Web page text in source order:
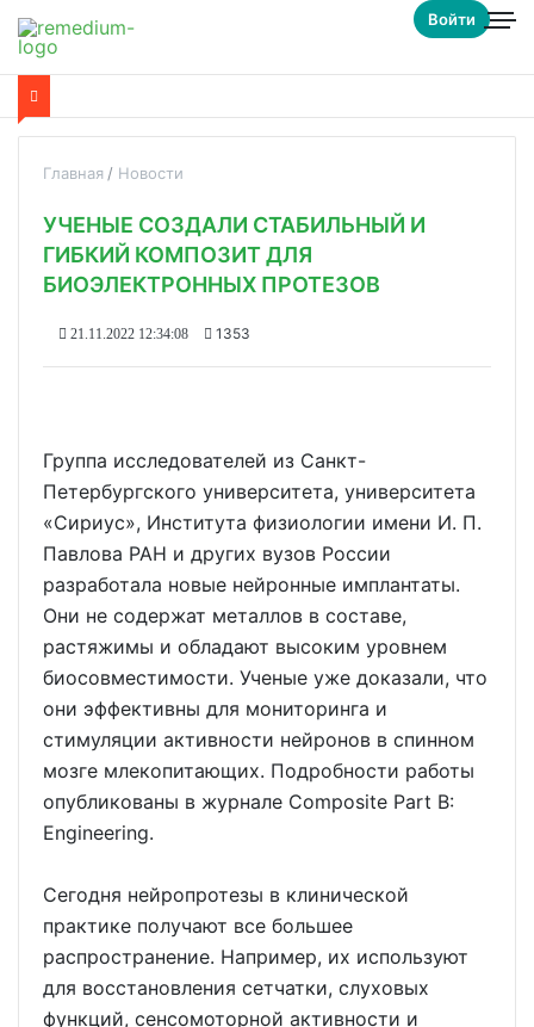
Войти
Главная Новости
УЧЕНЫЕ СОЗДАЛИ СТАБИЛЬНЫЙ И
ГИБКИЙ КОМПОЗИТ ДЛЯ
БИОЭЛЕКТРОННЫХ ПРОТЕЗОВ
21.11.2022 12:34:08 1353
Группа исследователей из Санкт-
Петербургского университета, университета
«Сириус», Института физиологии имени И. П.
Павлова РАН и других вузов России
разработала новые нейронные имплантаты.
Они не содержат металлов в составе,
растяжимы и обладают высоким уровнем
биосовместимости. Ученые уже доказали, что
они эффективны для мониторинга и
стимуляции активности нейронов в спинном
мозге млекопитающих. Подробности работы
опубликованы в журнале Composite Part B:
Engineering.
Сегодня нейропротезы в клинической
практике получают все большее
распространение. Например, их используют
для восстановления сетчатки, слуховых
функций, сенсомоторной активности и